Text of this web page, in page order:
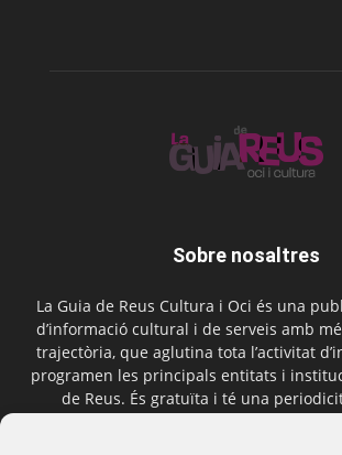
Sobre nosaltres
La Guia de Reus Cultura i Oci és una
d’informació cultural i de serveis amb
trajectòria, que aglutina tota l’activitat
programen les principals entitats i
de Reus. És gratuïta i té una